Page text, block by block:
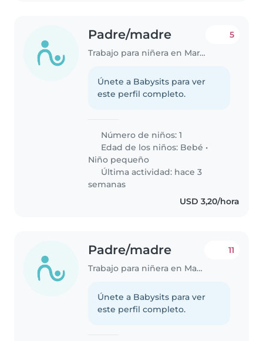
Padre/madre
Trabajo para niñera en Maracay
5
Únete a Babysits para ver
este perfil completo.
Número de niños: 1
Edad de los niños: Bebé •
Niño pequeño
Última actividad: hace 3
semanas
USD 3,20/hora
Padre/madre
Trabajo para niñera en Maracay
11
Únete a Babysits para ver
este perfil completo.